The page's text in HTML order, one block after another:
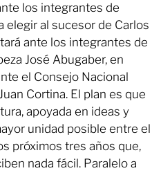
los integrantes de
elegir al sucesor de Carlos
ante los integrantes de
José Abugaber, en
el Consejo Nacional
Cortina. El plan es que
apoyada en ideas y
unidad posible entre el
próximos tres años que,
nada fácil. Paralelo a